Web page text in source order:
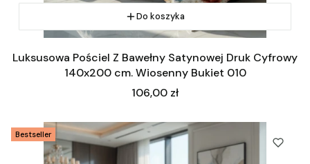
Do koszyka
Luksusowa Pościel Z Bawełny Satynowej Druk Cyfrowy
140x200 cm. Wiosenny Bukiet 010
Cena
106,00 zł
Bestseller